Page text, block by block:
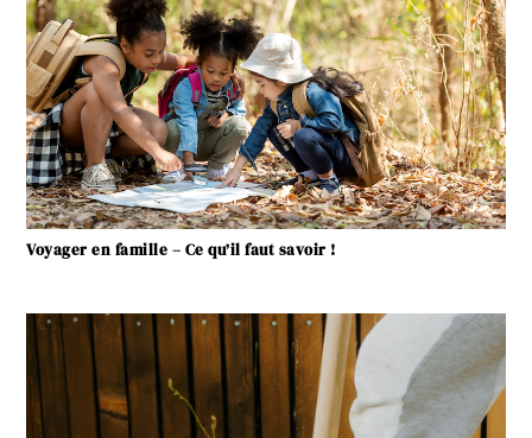
Voyager en famille – Ce qu’il faut savoir !